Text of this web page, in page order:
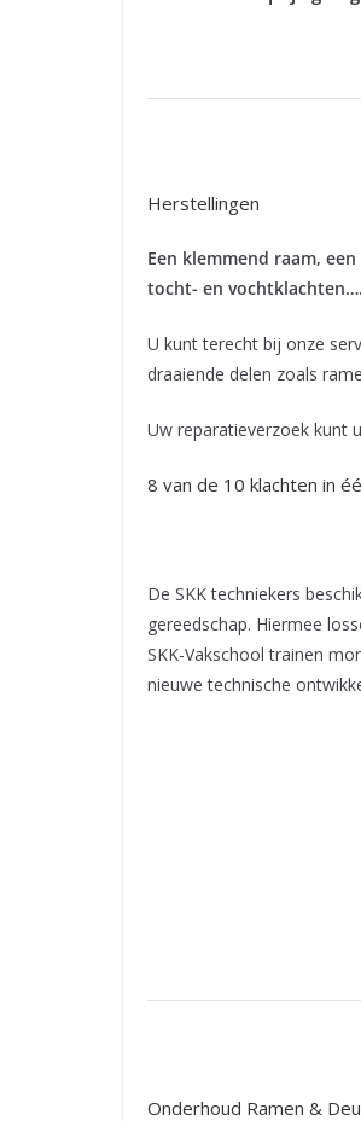
Herstellingen
Een klemmend raam,
tocht- en vochtklachten….
U kunt terecht bij onze
draaiende delen zoals
Uw reparatieverzoek kunt
8 van de 10 klachten in
De SKK techniekers
gereedschap. Hiermee
SKK-Vakschool trainen
nieuwe technische
Onderhoud Ramen &